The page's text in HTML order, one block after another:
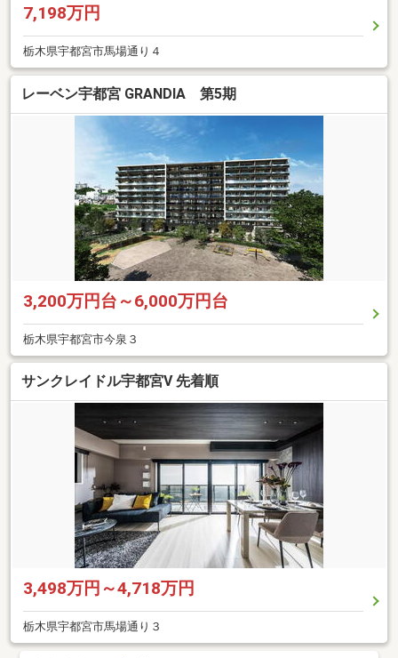
7,198万円
栃木県宇都宮市馬場通り４
レーベン宇都宮 GRANDIA 第5期
3,200万円台～6,000万円台
栃木県宇都宮市今泉３
サンクレイドル宇都宮V 先着順
3,498万円～4,718万円
栃木県宇都宮市馬場通り３